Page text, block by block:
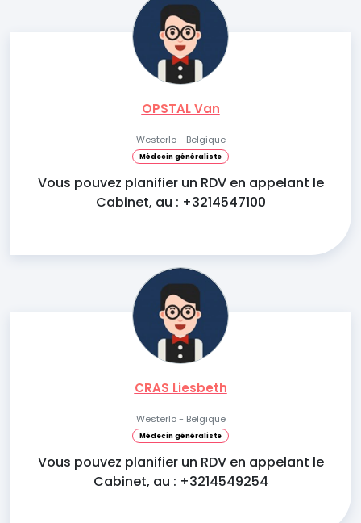
OPSTAL Van
Westerlo - Belgique
Médecin généraliste
Vous pouvez planifier un RDV en appelant le
Cabinet, au : +3214547100
CRAS Liesbeth
Westerlo - Belgique
Médecin généraliste
Vous pouvez planifier un RDV en appelant le
Cabinet, au : +3214549254